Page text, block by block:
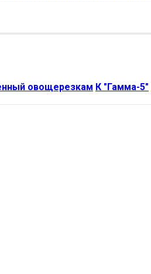
овощерезкам К "Гамма-5"